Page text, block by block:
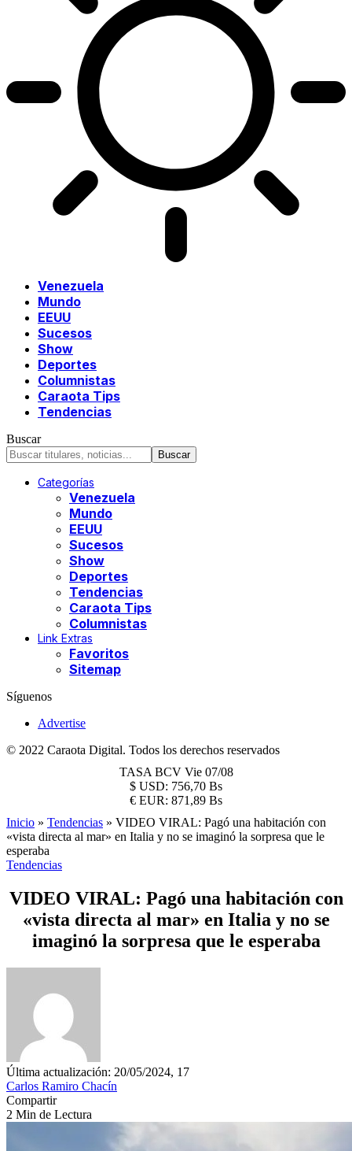
Venezuela
Mundo
EEUU
Sucesos
Show
Deportes
Columnistas
Caraota Tips
Tendencias
Buscar
Categorías
Venezuela
Mundo
EEUU
Sucesos
Show
Deportes
Tendencias
Caraota Tips
Columnistas
Link Extras
Favoritos
Sitemap
Síguenos
Advertise
© 2022 Caraota Digital. Todos los derechos reservados
TASA BCV Vie 07/08
$ USD: 756,70 Bs
€ EUR: 871,89 Bs
Inicio » Tendencias » VIDEO VIRAL: Pagó una habitación con
«vista directa al mar» en Italia y no se imaginó la sorpresa que le
esperaba
Tendencias
VIDEO VIRAL: Pagó una habitación con
«vista directa al mar» en Italia y no se
imaginó la sorpresa que le esperaba
Última actualización: 20/05/2024, 17
Carlos Ramiro Chacín
Compartir
2 Min de Lectura